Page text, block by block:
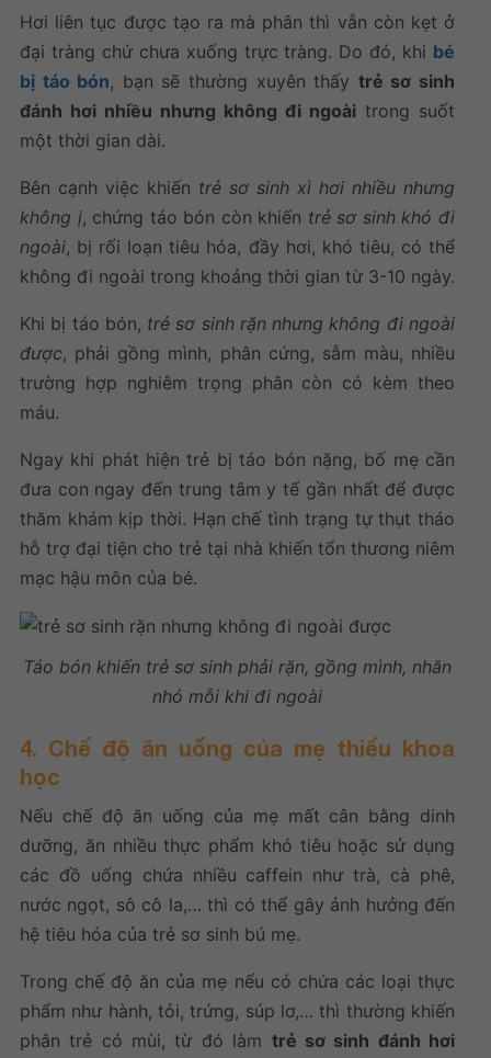
Hơi liên tục được tạo ra mà phân thì vẫn còn kẹt ở
đại tràng chứ chưa xuống trực tràng. Do đó, khi bé
bị táo bón, bạn sẽ thường xuyên thấy trẻ sơ sinh
đánh hơi nhiều nhưng không đi ngoài trong suốt
một thời gian dài.
Bên cạnh việc khiến trẻ sơ sinh xì hơi nhiều nhưng
không ị, chứng táo bón còn khiến trẻ sơ sinh khó đi
ngoài, bị rối loạn tiêu hóa, đầy hơi, khó tiêu, có thể
không đi ngoài trong khoảng thời gian từ 3-10 ngày.
Khi bị táo bón, trẻ sơ sinh rặn nhưng không đi ngoài
được, phải gồng mình, phân cứng, sẫm màu, nhiều
trường hợp nghiêm trọng phân còn có kèm theo
máu.
Ngay khi phát hiện trẻ bị táo bón nặng, bố mẹ cần
đưa con ngay đến trung tâm y tế gần nhất để được
thăm khám kịp thời. Hạn chế tình trạng tự thụt tháo
hỗ trợ đại tiện cho trẻ tại nhà khiến tổn thương niêm
mạc hậu môn của bé.
Táo bón khiến trẻ sơ sinh phải rặn, gồng mình, nhăn
nhó mỗi khi đi ngoài
4. Chế độ ăn uống của mẹ thiếu khoa
học
Nếu chế độ ăn uống của mẹ mất cân bằng dinh
dưỡng, ăn nhiều thực phẩm khó tiêu hoặc sử dụng
các đồ uống chứa nhiều caffein như trà, cà phê,
nước ngọt, sô cô la,… thì có thể gây ảnh hưởng đến
hệ tiêu hóa của trẻ sơ sinh bú mẹ.
Trong chế độ ăn của mẹ nếu có chứa các loại thực
phẩm như hành, tỏi, trứng, súp lơ,… thì thường khiến
phân trẻ có mùi, từ đó làm trẻ sơ sinh đánh hơi